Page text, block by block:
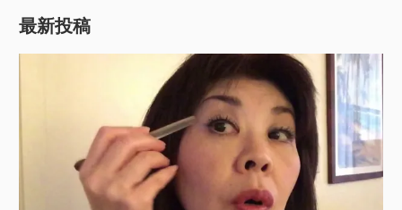
最新投稿